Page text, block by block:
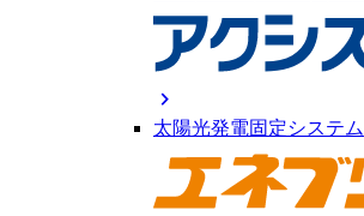
chevron_right
太陽光発電固定システム